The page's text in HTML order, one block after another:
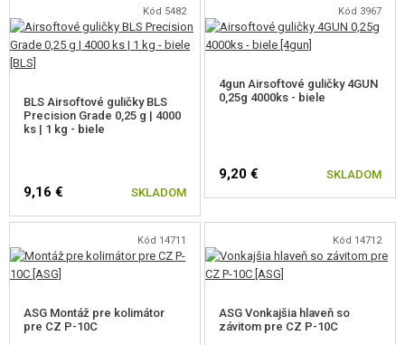
Zásobník pojme celkom
ľahko nastaviť hop upcez záver
bez nutnosti demontáže.
Súčasťou balenia sú tiežvymeniteľné chrbty rukoväte, takže si užívateľ
môže rukoväť prispôsobiť svojim individuálnym preferenciám. Tieto chrbty
Kód 5482
BLS Airsoftové guličky BLS
Precision Grade 0,25 g | 4000
ks | 1 kg - biele
9,16 € SKLADOM
Kód 3967
4gun Airsoftové guličky 4GUN
0,25g 4000ks - biele
9,20 € SKLADOM
Kód 14711
ASG Montáž pre kolimátor
pre CZ P-10C
Kód 14712
ASG Vonkajšia hlaveň so
závitom pre CZ P-10C